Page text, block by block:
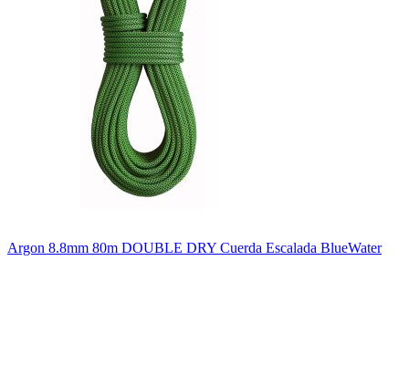
Argon 8.8mm 80m DOUBLE DRY Cuerda Escalada BlueWater